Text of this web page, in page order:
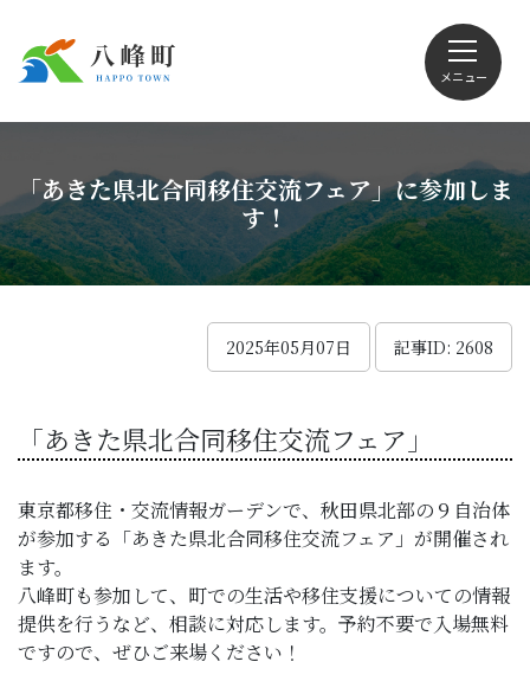
メニュー
Foreign language
子育て・教育
移住・定住
「あきた県北合同移住交流フェア」に参加しま
す！
2025年05月07日 記事ID: 2608
「あきた県北合同移住交流フェア」
東京都移住・交流情報ガーデンで、秋田県北部の９自治体
が参加する「あきた県北合同移住交流フェア」が開催され
ます。
八峰町も参加して、町での生活や移住支援についての情報
提供を行うなど、相談に対応します。予約不要で入場無料
ですので、ぜひご来場ください！